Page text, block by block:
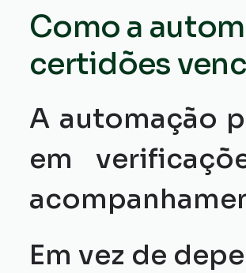
Como a
certidões
A automação
em
Em vez de